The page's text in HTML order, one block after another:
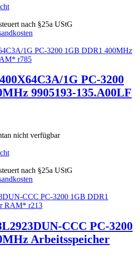
nach §25a UStG
1G PC-3200
9905193-135.A00LF
nicht verfügbar
nach §25a UStG
CCC PC-3200
Arbeitsspeicher